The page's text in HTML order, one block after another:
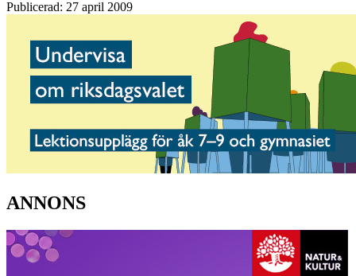
Publicerad: 27 april 2009
ANNONS